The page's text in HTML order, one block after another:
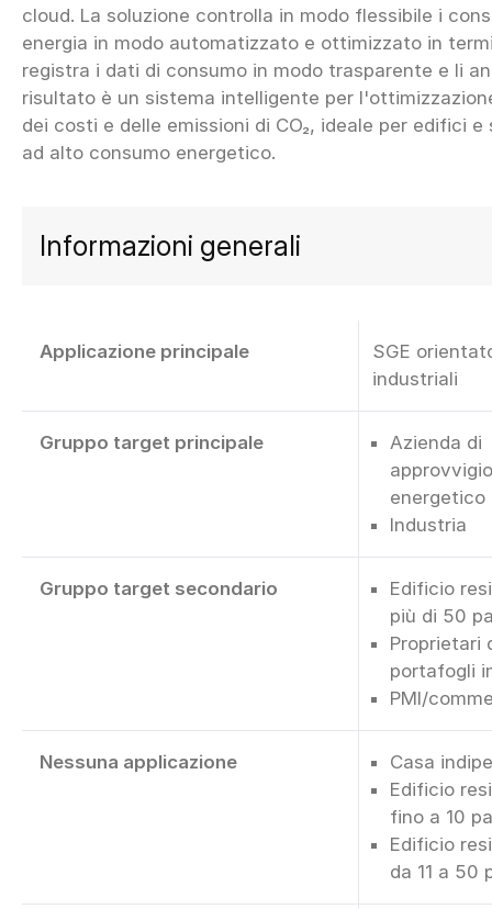
cloud. La soluzione controlla in modo flessibile i
energia in modo automatizzato e ottimizzato in
registra i dati di consumo in modo trasparente e li
risultato è un sistema intelligente per
dei costi e delle emissioni di CO₂, ideale per edifici
Informazioni generali
Applicazione principale
SGE
industriali
Gruppo target principale
Azienda di
energetico
Industria
Gruppo target secondario
Edificio
più di 50
Proprietari
portafogli
PMI/
Nessuna applicazione
Casa
Edificio
fino a 10
Edificio
da 11 a 50